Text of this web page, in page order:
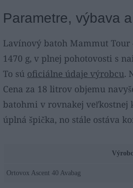
Parametre, výbava
Lavínový batoh Mammut Tour
1470 g, v plnej pohotovosti s
To sú oficiálne údaje výrobcu.
Cena za 18 litrov objemu
batohmi v rovnakej veľkostnej
úplná špička, no stále ostáva
Ortovox Ascent 40 Avabag